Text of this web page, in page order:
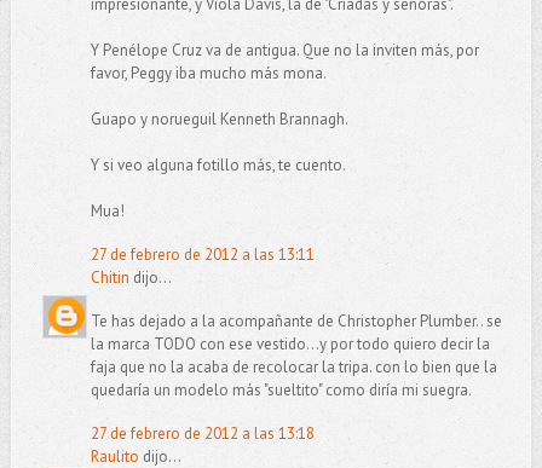
impresionante, y Viola Davis, la de "Criadas y señoras".
Y Penélope Cruz va de antigua. Que no la inviten más, por
favor, Peggy iba mucho más mona.
Guapo y norueguil Kenneth Brannagh.
Y si veo alguna fotillo más, te cuento.
Mua!
27 de febrero de 2012 a las 13:11
Chitin dijo...
Te has dejado a la acompañante de Christopher Plumber.. se
la marca TODO con ese vestido...y por todo quiero decir la
faja que no la acaba de recolocar la tripa. con lo bien que la
quedaría un modelo más "sueltito" como diría mi suegra.
27 de febrero de 2012 a las 13:18
Raulito dijo...